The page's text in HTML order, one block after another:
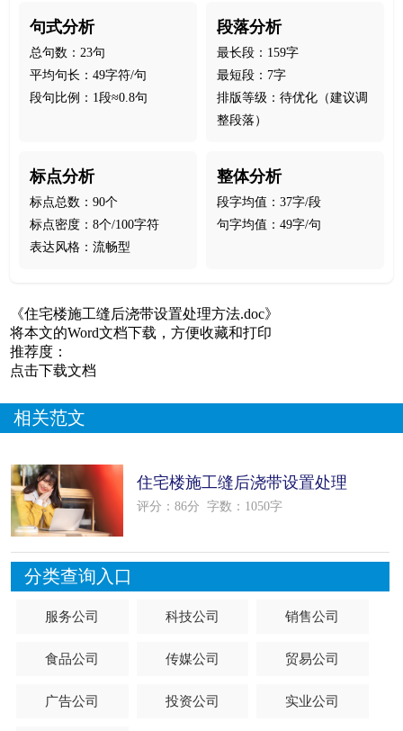
句式分析
总句数：23句
平均句长：49字符/句
段句比例：1段≈0.8句
段落分析
最长段：159字
最短段：7字
排版等级：待优化（建议调
整段落）
标点分析
标点总数：90个
标点密度：8个/100字符
表达风格：流畅型
整体分析
段字均值：37字/段
句字均值：49字/句
《住宅楼施工缝后浇带设置处理方法.doc》
将本文的Word文档下载，方便收藏和打印
推荐度：
点击下载文档
相关范文
住宅楼施工缝后浇带设置处理
方法
评分：86分 字数：1050字
分类查询入口
服务公司 科技公司 销售公司
食品公司 传媒公司 贸易公司
广告公司 投资公司 实业公司